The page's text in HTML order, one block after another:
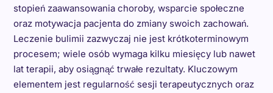
stopień zaawansowania choroby, wsparcie społeczne
oraz motywacja pacjenta do zmiany swoich zachowań.
Leczenie bulimii zazwyczaj nie jest krótkoterminowym
procesem; wiele osób wymaga kilku miesięcy lub nawet
lat terapii, aby osiągnąć trwałe rezultaty. Kluczowym
elementem jest regularność sesji terapeutycznych oraz